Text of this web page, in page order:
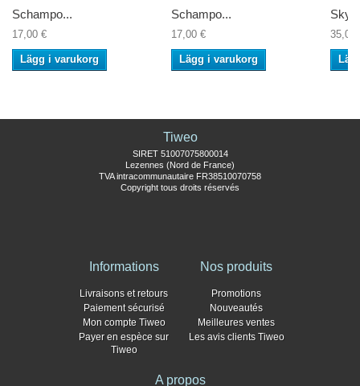
Schampo...
17,00 €
Lägg i varukorg
Schampo...
17,00 €
Lägg i varukorg
35,00
Tiweo
SIRET 51007075800014
Lezennes (Nord de France)
TVA intracommunautaire FR38510070758
Copyright tous droits réservés
Informations
Livraisons et retours
Paiement sécurisé
Mon compte Tiweo
Payer en espèce sur
Tiweo
Nos produits
Promotions
Nouveautés
Meilleures ventes
Les avis clients Tiweo
A propos